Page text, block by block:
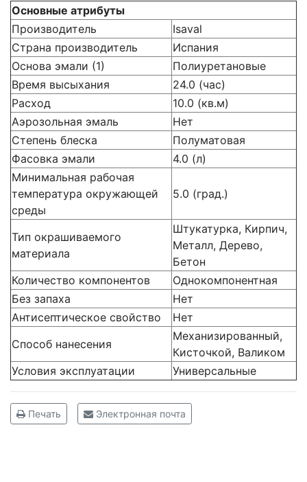
Основные атрибуты
Производитель
Isaval
Страна производитель
Испания
Основа эмали (1)
Полиуретановые
Время высыхания
24.0 (час)
Расход
10.0 (кв.м)
Аэрозольная эмаль
Нет
Степень блеска
Полуматовая
Фасовка эмали
4.0 (л)
Минимальная рабочая
температура окружающей
среды
5.0 (град.)
Тип окрашиваемого
материала
Штукатурка, Кирпич,
Металл, Дерево,
Бетон
Количество компонентов
Однокомпонентная
Без запаха
Нет
Антисептическое свойство
Нет
Способ нанесения
Механизированный,
Кисточкой, Валиком
Условия эксплуатации
Универсальные
Печать Электронная почта